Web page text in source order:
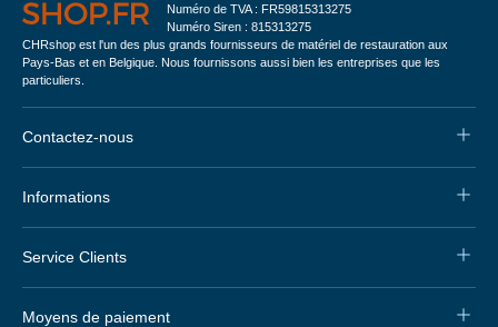
Numéro de TVA : FR59815313275
Numéro Siren : 815313275
CHRshop est l'un des plus grands fournisseurs de matériel de restauration aux
Pays-Bas et en Belgique. Nous fournissons aussi bien les entreprises que les
particuliers.
Contactez-nous
Informations
Service Clients
Moyens de paiement